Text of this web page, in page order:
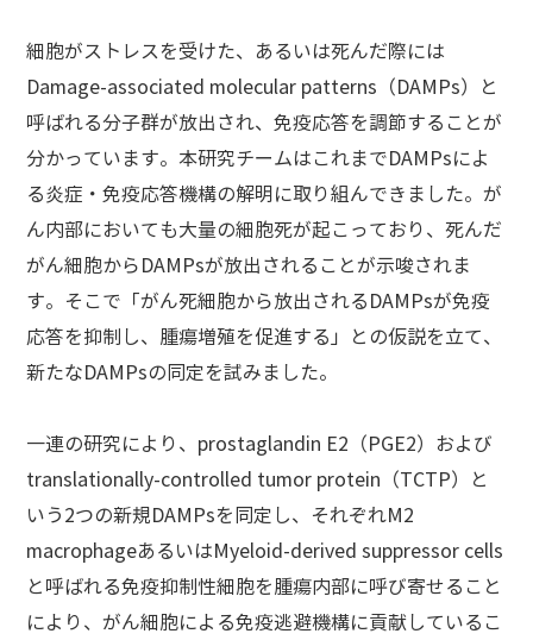
細胞がストレスを受けた、あるいは死んだ際には
Damage-associated molecular patterns（DAMPs）と
呼ばれる分子群が放出され、免疫応答を調節することが
分かっています。本研究チームはこれまでDAMPsによ
る炎症・免疫応答機構の解明に取り組んできました。が
ん内部においても大量の細胞死が起こっており、死んだ
がん細胞からDAMPsが放出されることが示唆されま
す。そこで「がん死細胞から放出されるDAMPsが免疫
応答を抑制し、腫瘍増殖を促進する」との仮説を立て、
新たなDAMPsの同定を試みました。
一連の研究により、prostaglandin E2（PGE2）および
translationally-controlled tumor protein（TCTP）と
いう2つの新規DAMPsを同定し、それぞれM2
macrophageあるいはMyeloid-derived suppressor cells
と呼ばれる免疫抑制性細胞を腫瘍内部に呼び寄せること
により、がん細胞による免疫逃避機構に貢献しているこ